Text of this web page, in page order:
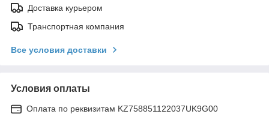
Доставка курьером
Транспортная компания
Все условия доставки
Условия оплаты
Оплата по реквизитам KZ758851122037UK9G00